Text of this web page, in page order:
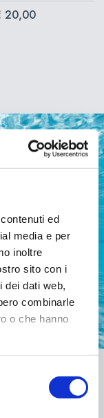
ed
media e per
inoltre
sito con i
dei dati web,
combinarle
o che hanno
20,00